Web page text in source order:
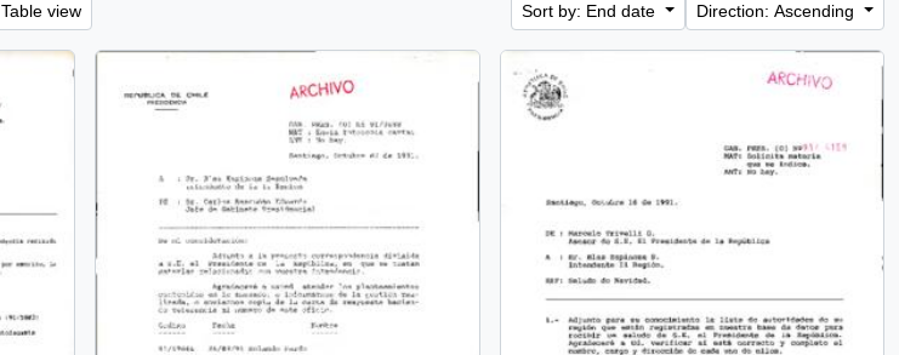
Table view Sort by: End date Direction: Ascending